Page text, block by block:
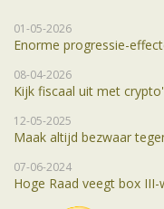
01-05-2026
Enorme progressie-
08-04-2026
Kijk fiscaal uit met
12-05-2025
Maak altijd bezwaar
07-06-2024
Hoge Raad veegt box